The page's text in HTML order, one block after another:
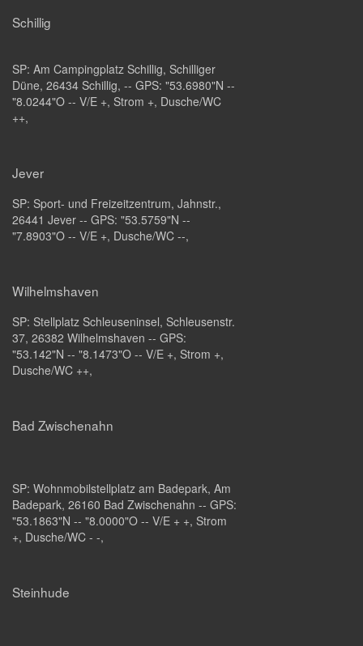
Schillig
SP: Am Campingplatz Schillig, Schilliger
Düne, 26434 Schillig, -- GPS: "53.6980"N --
"8.0244"O -- V/E +, Strom +, Dusche/WC
++,
Jever
SP: Sport- und Freizeitzentrum, Jahnstr.,
26441 Jever -- GPS: "53.5759"N --
"7.8903"O -- V/E +, Dusche/WC --,
Wilhelmshaven
SP: Stellplatz Schleuseninsel, Schleusenstr.
37, 26382 Wilhelmshaven -- GPS:
"53.142"N -- "8.1473"O -- V/E +, Strom +,
Dusche/WC ++,
Bad Zwischenahn
SP: Wohnmobilstellplatz am Badepark, Am
Badepark, 26160 Bad Zwischenahn -- GPS:
"53.1863"N -- "8.0000"O -- V/E + +, Strom
+, Dusche/WC - -,
Steinhude